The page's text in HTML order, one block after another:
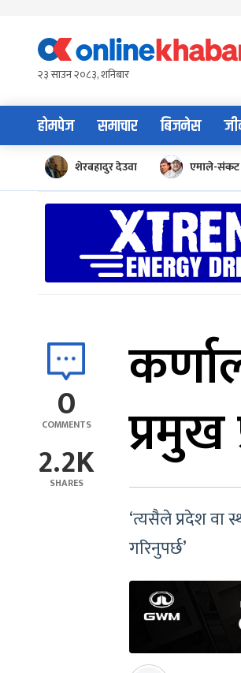
content२३ साउन २०८३, शनिबार
होमपेज समाचार बिजनेस
शेरबहादुर देउवा एमाले-संकट
0
COMMENTS
2.2K
SHARES
‘त्यसैले प्रदेश वा
गरिनुपर्छ’